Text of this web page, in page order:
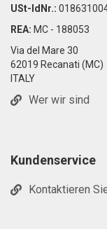
USt-IdNr.:
REA: MC - 188053
Via del Mare 30
62019 Recanati (MC)
ITALY
Wer wir sind
Kundenservice
Kontaktieren